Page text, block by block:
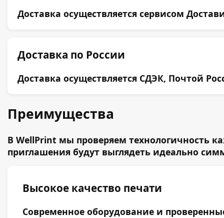
Доставка осуществляется сервисом
Доставка по России
Доставка осуществляется СДЭК, Почтой
Преимущества
В WellPrint мы проверяем технологичность
приглашения будут выглядеть идеально
Высокое качество печати
Современное оборудование и